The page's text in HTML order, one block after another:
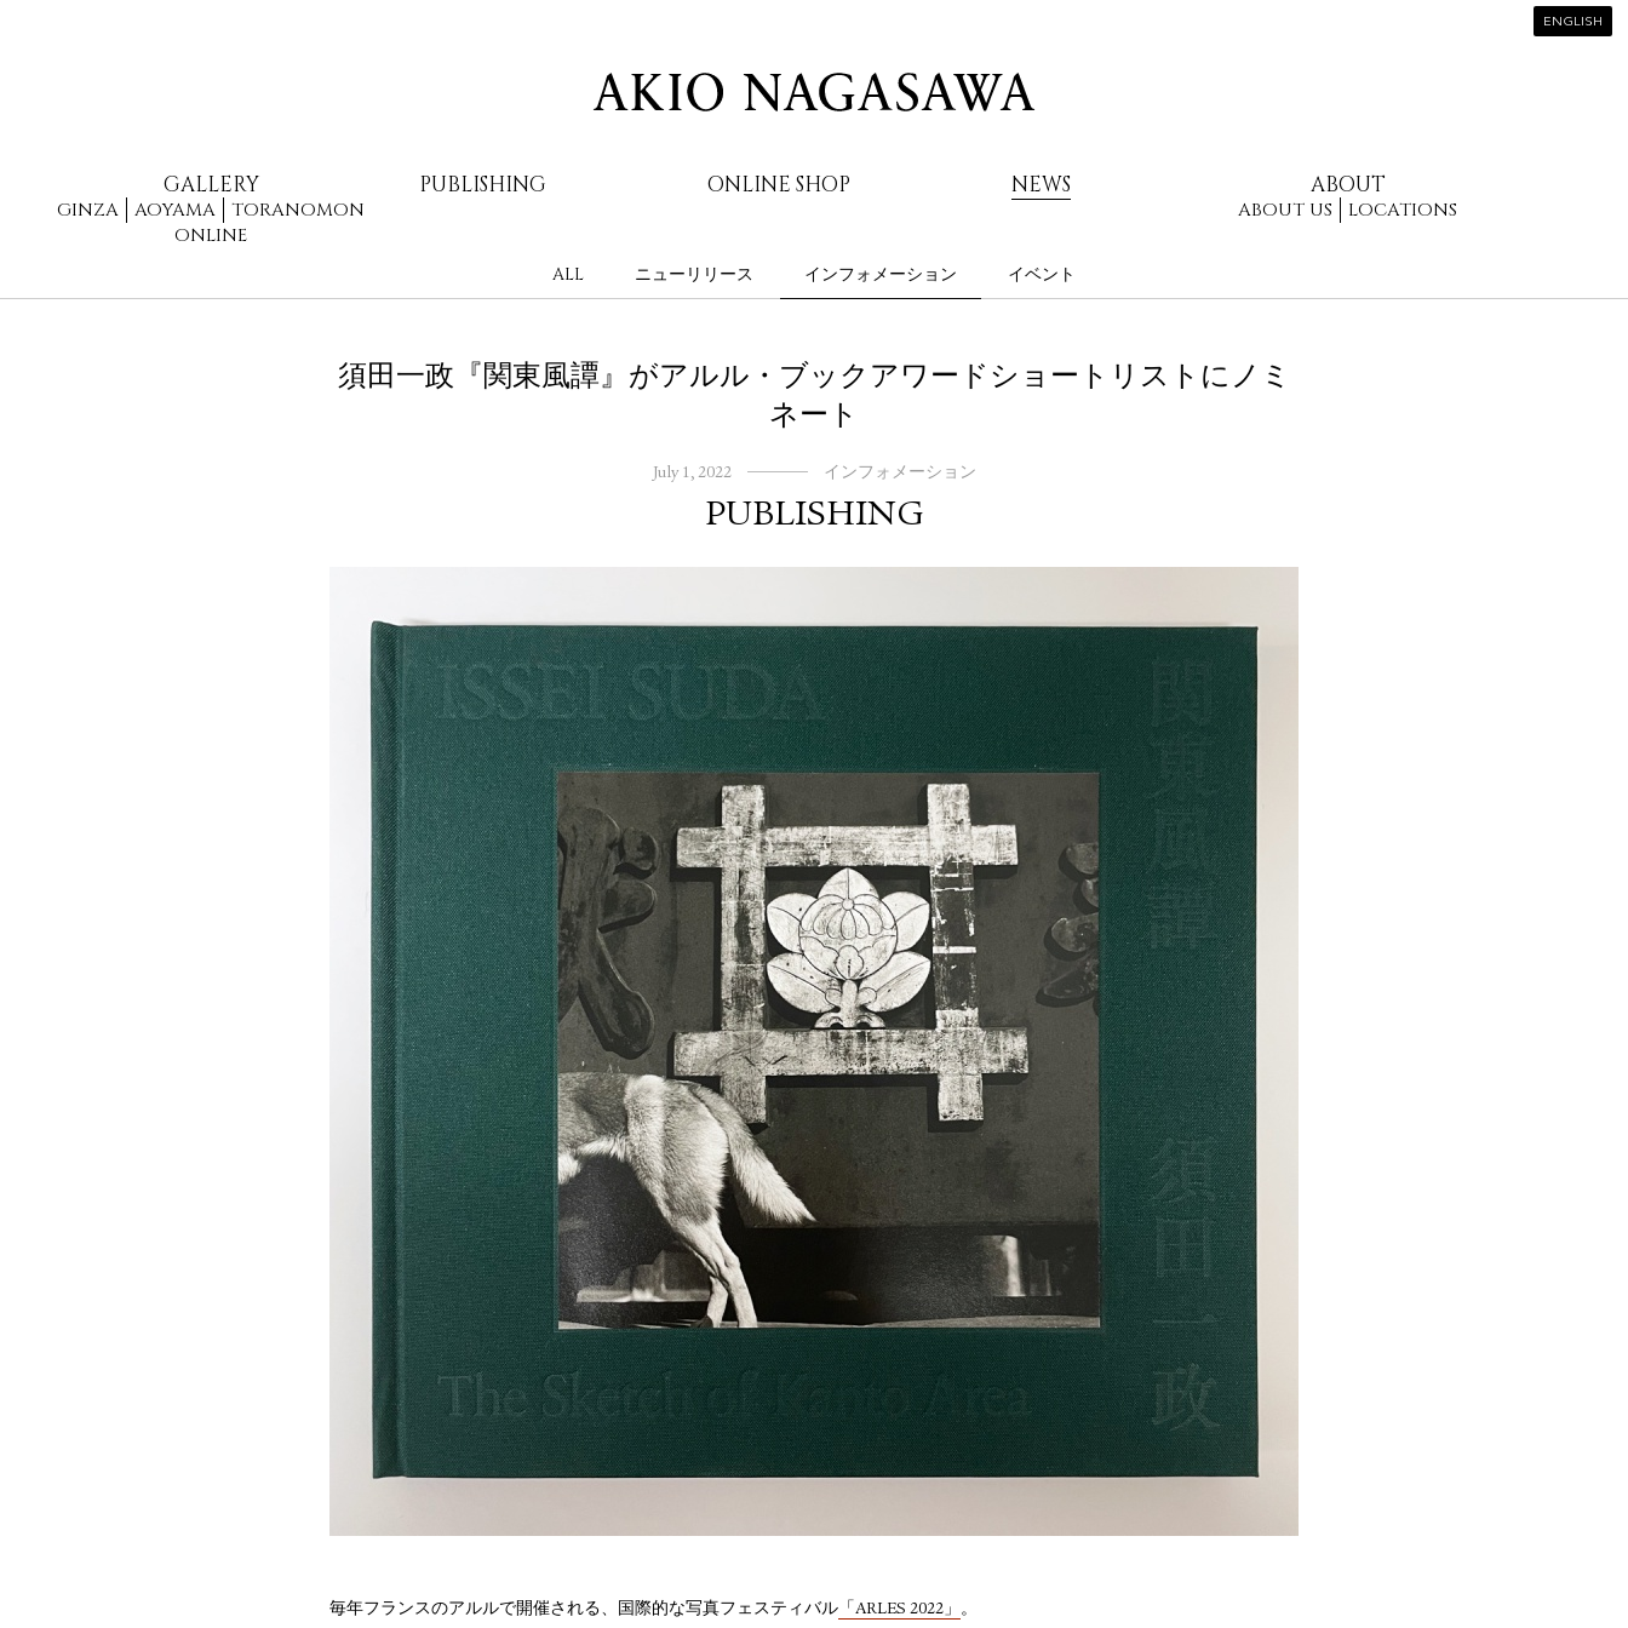
GALLERY
GINZA AOYAMA
TORANOMON
ONLINE
PUBLISHING ONLINE SHOP NEWS ABOUT
ABOUT US LOCATIONS
ENGLISH
ALL ニューリリース インフォメーション イベント
須田一政『関東風譚』がアルル・ブックアワードショートリストにノミ
ネート
July 1, 2022 インフォメーション
PUBLISHING
毎年フランスのアルルで開催される、国際的な写真フェスティバル 「ARLES 2022」 。